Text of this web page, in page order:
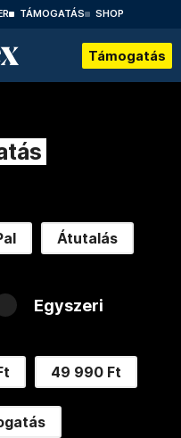
TÁMOGATÁS SHOP
Támogatás
Átutalás
Egyszeri
49 990 Ft